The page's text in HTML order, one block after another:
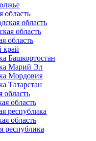
область
область
область
область
край
Башкортостан
Марий Эл
Мордовия
Татарстан
область
область
республика
область
республика